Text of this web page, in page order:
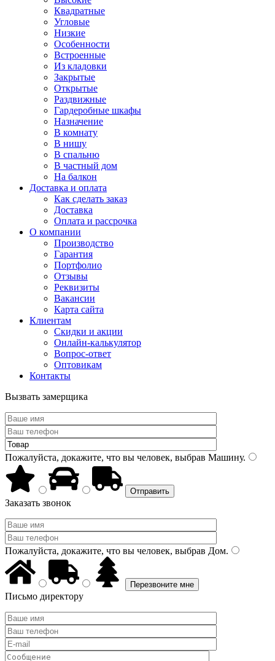
Квадратные
Угловые
Низкие
Особенности
Встроенные
Из кладовки
Закрытые
Открытые
Раздвижные
Гардеробные шкафы
Назначение
В комнату
В нишу
В спальню
В частный дом
На балкон
Доставка и оплата
Как сделать заказ
Доставка
Оплата и рассрочка
О компании
Производство
Гарантия
Портфолио
Отзывы
Реквизиты
Вакансии
Карта сайта
Клиентам
Скидки и акции
Онлайн-калькулятор
Вопрос-ответ
Оптовикам
Контакты
Вызвать замерщика
Пожалуйста, докажите, что вы человек, выбрав Машину.
Заказать звонок
Пожалуйста, докажите, что вы человек, выбрав Дом.
Письмо директору